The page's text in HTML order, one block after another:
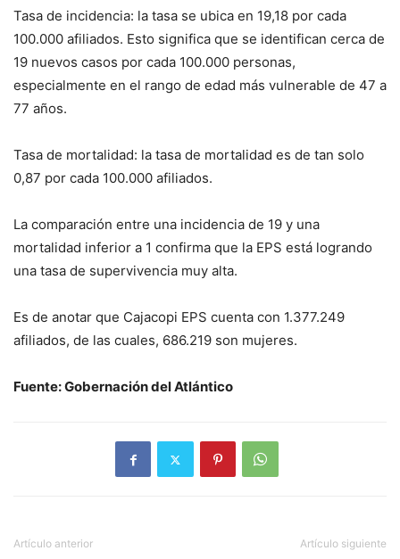
Tasa de incidencia: la tasa se ubica en 19,18 por cada
100.000 afiliados. Esto significa que se identifican cerca de
19 nuevos casos por cada 100.000 personas,
especialmente en el rango de edad más vulnerable de 47 a
77 años.
Tasa de mortalidad: la tasa de mortalidad es de tan solo
0,87 por cada 100.000 afiliados.
La comparación entre una incidencia de 19 y una
mortalidad inferior a 1 confirma que la EPS está logrando
una tasa de supervivencia muy alta.
Es de anotar que Cajacopi EPS cuenta con 1.377.249
afiliados, de las cuales, 686.219 son mujeres.
Fuente: Gobernación del Atlántico
Artículo anterior Artículo siguiente